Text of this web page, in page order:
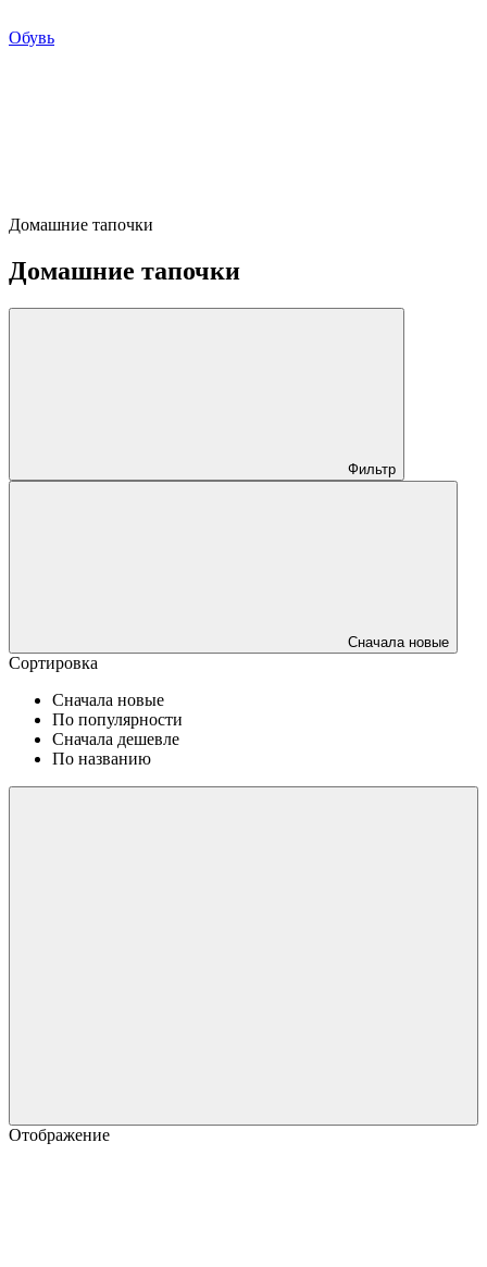
Обувь
Домашние тапочки
Домашние тапочки
Фильтр
Сначала новые
Сортировка
Сначала новые
По популярности
Сначала дешевле
По названию
Отображение